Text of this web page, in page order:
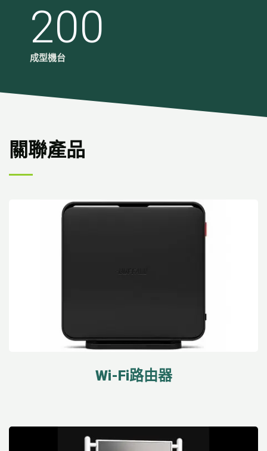
200
成型機台
關聯產品
Wi-Fi路由器